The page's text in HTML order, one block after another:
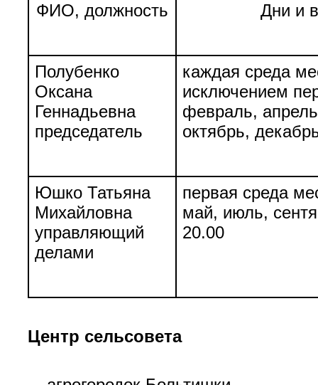
ФИО, должность
Дни и
Полубенко
Оксана
Геннадьевна
председатель
каждая среда
исключением
февраль,
октябрь,
Юшко Татьяна
Михайловна
управляющий
делами
первая среда
май, июль,
20.00
Центр сельсовета